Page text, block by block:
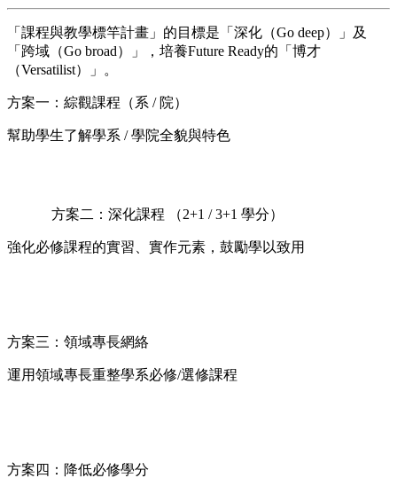
「課程與教學標竿計畫」的目標是「深化（Go deep）」及
「跨域（Go broad）」，培養Future Ready的「博才
（Versatilist）」。
方案一：綜觀課程（系 / 院）
幫助學生了解學系 / 學院全貌與特色
方案二：深化課程 （2+1 / 3+1 學分）
強化必修課程的實習、實作元素，鼓勵學以致用
方案三：領域專長網絡
運用領域專長重整學系必修/選修課程
方案四：降低必修學分